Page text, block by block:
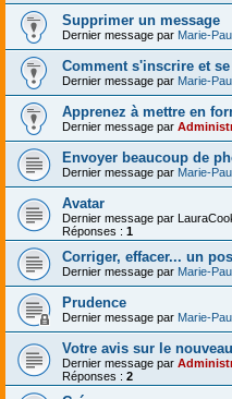
Supprimer un message
Dernier message par Marie-
Comment s'inscrire et
Dernier message par Marie-
Apprenez à mettre en
Dernier message par
Envoyer beaucoup de
Dernier message par Marie-
Avatar
Dernier message par
Réponses : 1
Corriger, effacer... un
Dernier message par Marie-
Prudence
Dernier message par Marie-
Votre avis sur le
Dernier message par
Réponses : 2